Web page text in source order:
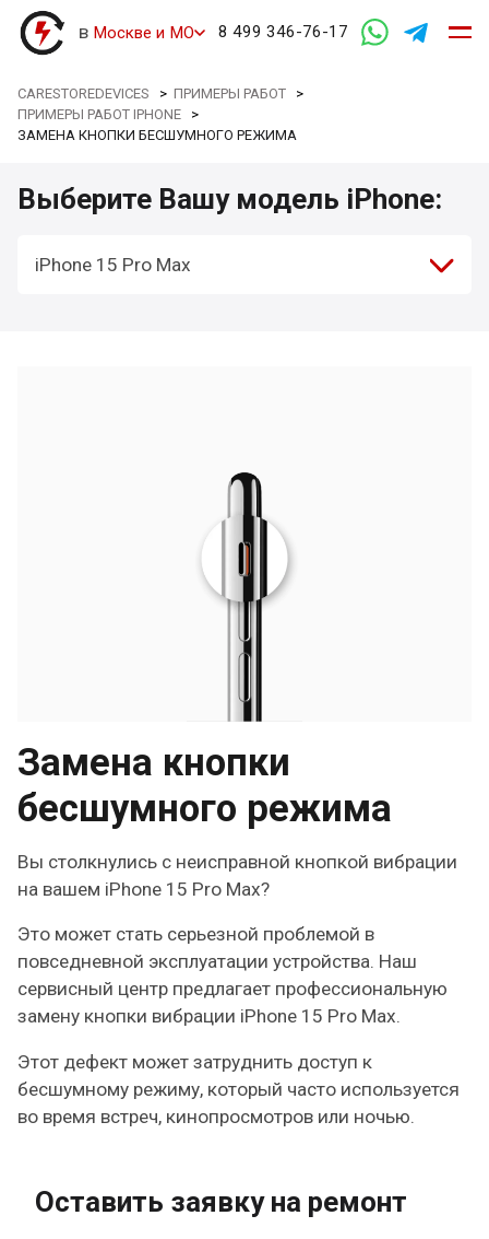
в Москве и МО 8 499 346-76-17
CARESTOREDEVICES >ПРИМЕРЫ РАБОТ >
ПРИМЕРЫ РАБОТ IPHONE >
ЗАМЕНА КНОПКИ БЕСШУМНОГО РЕЖИМА
Выберите Вашу модель iPhone:
iPhone 15 Pro Max
Замена кнопки
бесшумного режима
Вы столкнулись с неисправной кнопкой вибрации
на вашем iPhone 15 Pro Max?
Это может стать серьезной проблемой в
повседневной эксплуатации устройства. Наш
сервисный центр предлагает профессиональную
замену кнопки вибрации iPhone 15 Pro Max.
Этот дефект может затруднить доступ к
бесшумному режиму, который часто используется
во время встреч, кинопросмотров или ночью.
Оставить заявку на ремонт